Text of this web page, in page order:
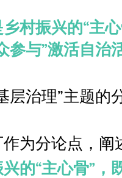
村振兴的“主
参与”激活自治
层治理”主题的
为分论点，
的“主心骨”，